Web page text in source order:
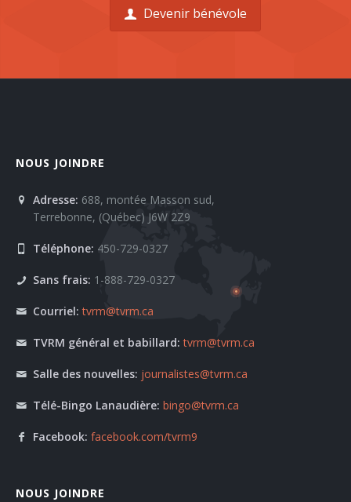
Devenir bénévole
NOUS JOINDRE
Adresse: 688, montée Masson sud,
Terrebonne, (Québec) J6W 2Z9
Téléphone: 450-729-0327
Sans frais: 1-888-729-0327
Courriel: tvrm@tvrm.ca
TVRM général et babillard: tvrm@tvrm.ca
Salle des nouvelles: journalistes@tvrm.ca
Télé-Bingo Lanaudière: bingo@tvrm.ca
Facebook: facebook.com/tvrm9
NOUS JOINDRE